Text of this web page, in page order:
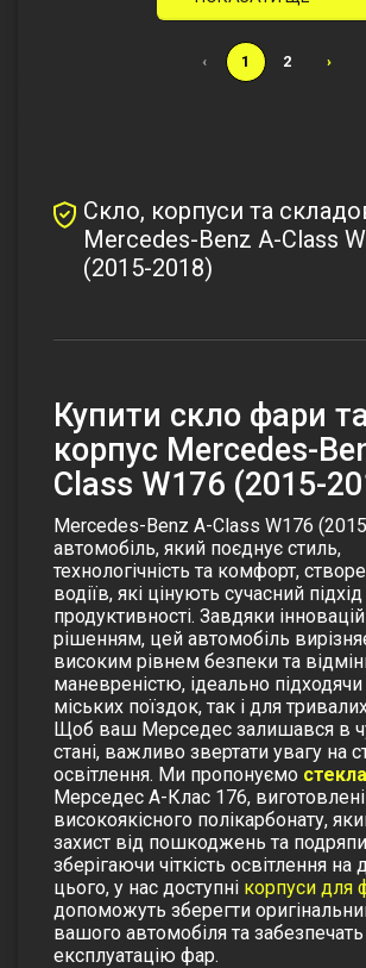
‹ 1 2 ›
Скло, корпуси та
Mercedes-Benz A-Class
(2015-2018)
Купити скло фари
корпус Mercedes-
Class W176 (2015-
Mercedes-Benz A-Class W176
автомобіль, який поєднує стиль,
технологічність та комфорт,
водіїв, які цінують сучасний
продуктивності. Завдяки
рішенням, цей автомобіль
високим рівнем безпеки та
маневреністю, ідеально
міських поїздок, так і для
Щоб ваш Мерседес залишався в
стані, важливо звертати увагу на
освітлення. Ми пропонуємо
Мерседес А-Клас 176,
високоякісного полікарбонату,
захист від пошкоджень та
зберігаючи чіткість освітлення на
цього, у нас доступні корпуси для
допоможуть зберегти
вашого автомобіля та
експлуатацію фар.